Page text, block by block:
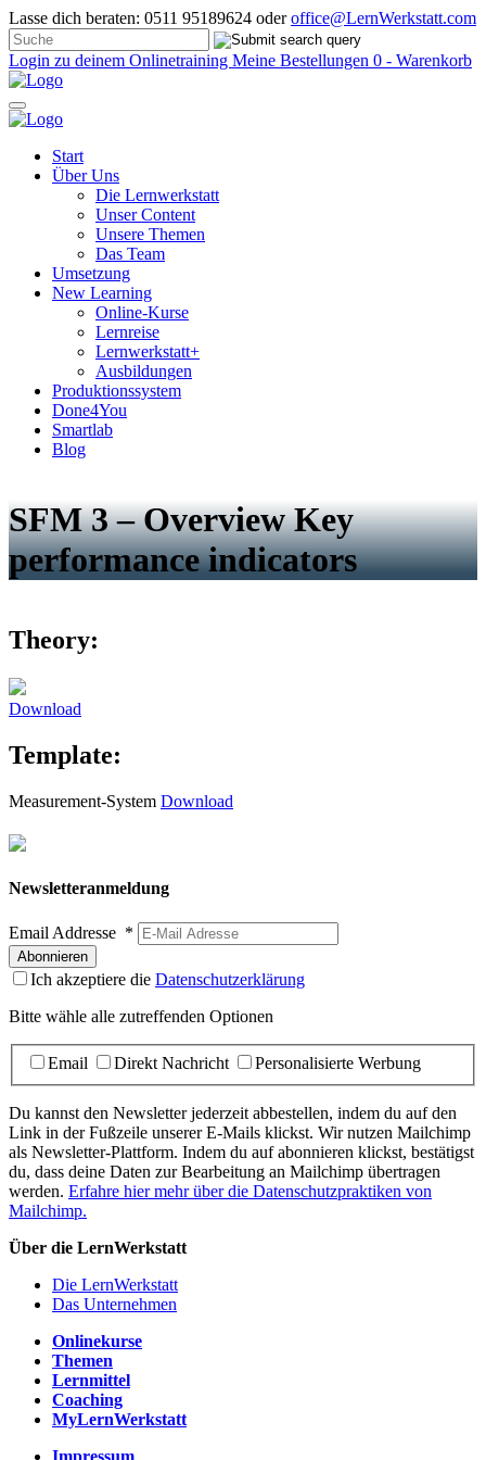
Lasse dich beraten: 0511 95189624 oderoffice@LernWerkstatt.com
Login zu deinem Onlinetraining Meine Bestellungen 0 - Warenkorb
Start
Über Uns
Die Lernwerkstatt
Unser Content
Unsere Themen
Das Team
Umsetzung
New Learning
Online-Kurse
Lernreise
Lernwerkstatt+
Ausbildungen
Produktionssystem
Done4You
Smartlab
Blog
SFM 3 – Overview Key
performance indicators
Theory:
Download
Template:
Measurement-System Download
Newsletteranmeldung
Email Addresse *
Ich akzeptiere die Datenschutzerklärung
Bitte wähle alle zutreffenden Optionen
Email Direkt Nachricht Personalisierte Werbung
Du kannst den Newsletter jederzeit abbestellen, indem du auf den
Link in der Fußzeile unserer E-Mails klickst. Wir nutzen Mailchimp
als Newsletter-Plattform. Indem du auf abonnieren klickst, bestätigst
du, dass deine Daten zur Bearbeitung an Mailchimp übertragen
werden. Erfahre hier mehr über die Datenschutzpraktiken von
Mailchimp.
Über die LernWerkstatt
Die LernWerkstatt
Das Unternehmen
Onlinekurse
Themen
Lernmittel
Coaching
MyLernWerkstatt